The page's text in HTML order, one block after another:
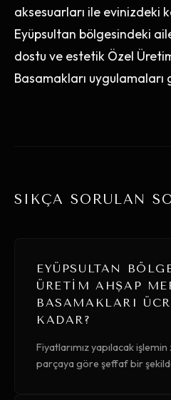
aksesuarları ile evinizdeki
Eyüpsultan bölgesindeki
dostu ve estetik Özel
Basamakları
SIKÇA SORULAN
EYÜPSULTAN
ÜRETIM AHŞAP
BASAMAKLARI
KADAR?
Fiyatlarımız yapılacak
parçaya göre şeffaf bir